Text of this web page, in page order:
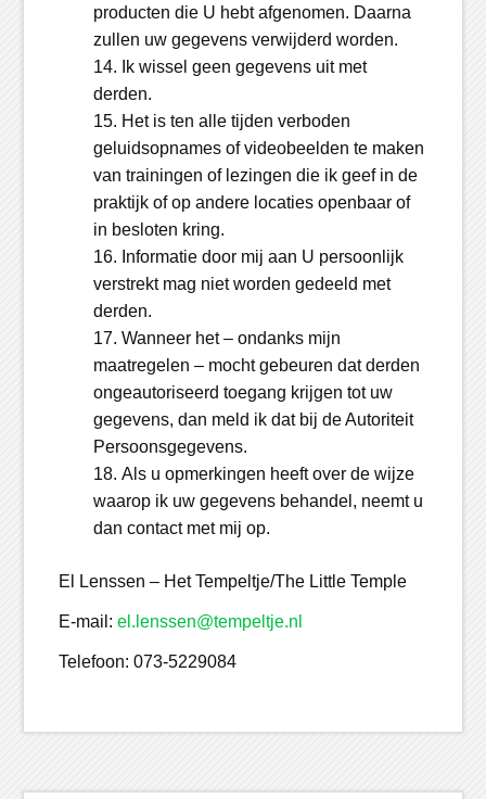
producten die U hebt afgenomen. Daarna
zullen uw gegevens verwijderd worden.
Ik wissel geen gegevens uit met
derden.
Het is ten alle tijden verboden
geluidsopnames of videobeelden te maken
van trainingen of lezingen die ik geef in de
praktijk of op andere locaties openbaar of
in besloten kring.
Informatie door mij aan U persoonlijk
verstrekt mag niet worden gedeeld met
derden.
Wanneer het – ondanks mijn
maatregelen – mocht gebeuren dat derden
ongeautoriseerd toegang krijgen tot uw
gegevens, dan meld ik dat bij de Autoriteit
Persoonsgegevens.
Als u opmerkingen heeft over de wijze
waarop ik uw gegevens behandel, neemt u
dan contact met mij op.
El Lenssen – Het Tempeltje/The Little Temple
E-mail: el.lenssen@tempeltje.nl
Telefoon: 073-5229084